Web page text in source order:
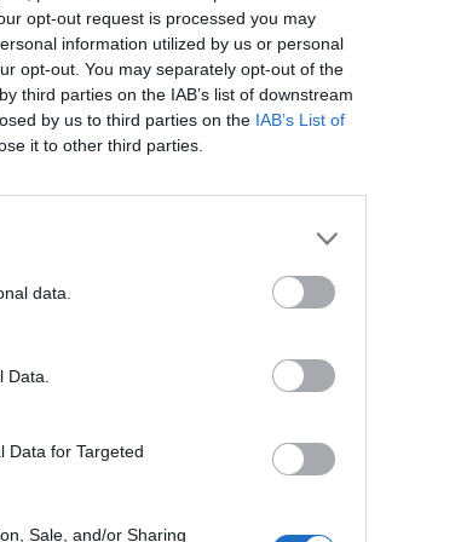
opt-out request is processed you may
information utilized by us or personal
opt-out. You may separately opt-out of the
third parties on the IAB’s list of downstream
by us to third parties on the IAB’s List of
it to other third parties.
data.
Data for Targeted
Sale, and/or Sharing
Bon j’ai googlé
devenue la reine
et je peux me la
très simple à
que plutôt
pièces bien
et acheté de
vraiment blancs et,
ce gilet tout
passés et
de temps énorme
passer vingt-cinq
acheter telle
ou tenter de faire
!
m’énerver dans
le ROMPAIT, je